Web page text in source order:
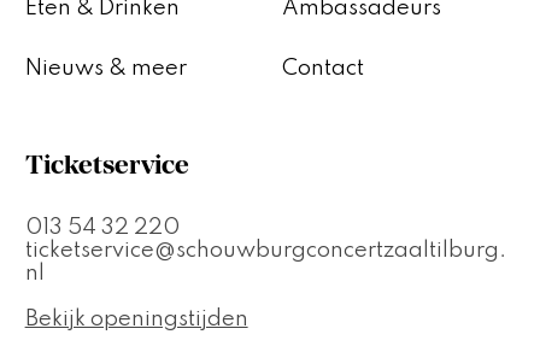
Eten & Drinken
Nieuws & meer
Ambassadeurs
Contact
Ticketservice
013 54 32 220
ticketservice@schouwburgconcertzaaltilburg.
nl
Bekijk openingstijden